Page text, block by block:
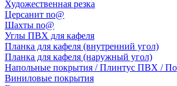
Художественная резка
Церсанит no@
Шахты no@
Углы ПВХ для кафеля
Планка для кафеля (внутренний угол)
Планка для кафеля (наружный угол)
Напольные покрытия / Плинтус ПВХ /
Виниловые покрытия